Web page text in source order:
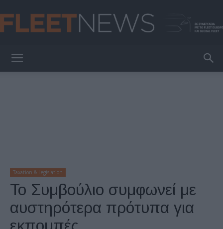
Taxation & Legislation
Το Συμβούλιο συμφωνεί με
αυστηρότερα πρότυπα για